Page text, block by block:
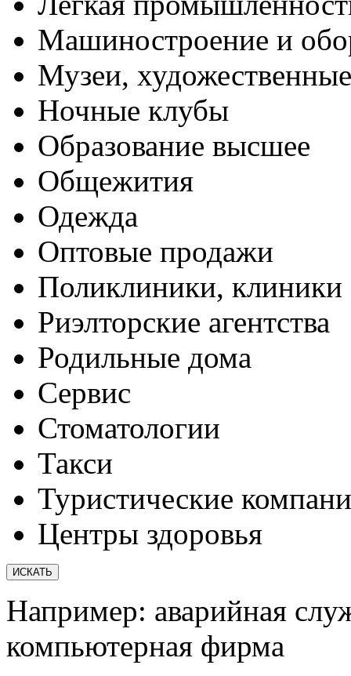
Машиностроение и
Музеи,
Ночные клубы
Образование высшее
Общежития
Одежда
Оптовые продажи
Поликлиники, клиники
Риэлторские агентства
Родильные дома
Сервис
Стоматологии
Такси
Туристические
Центры здоровья
Например: аварийная
компьютерная фирма